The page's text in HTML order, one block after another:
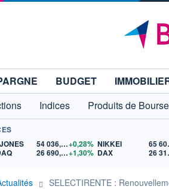
BUDGET
Indices Produits de Bourse
54 036,93+0,28%
26 690,62+1,30%
NIKKEI
DAX
SELECTIRENTE :